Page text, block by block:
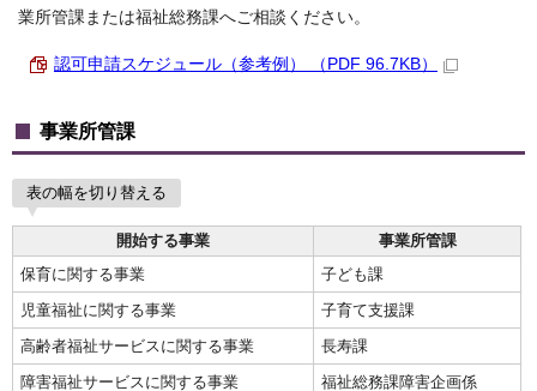
業所管課または福祉総務課へご相談ください。
認可申請スケジュール（参考例） （PDF 96.7KB）
事業所管課
表の幅を切り替える
開始する事業
事業所管課
保育に関する事業
子ども課
児童福祉に関する事業
子育て支援課
高齢者福祉サービスに関する事業
長寿課
障害福祉サービスに関する事業
福祉総務課障害企画係